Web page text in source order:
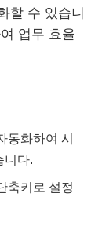
할 수 있습니
업무 효율
동화하여 시
다.
축키로 설정